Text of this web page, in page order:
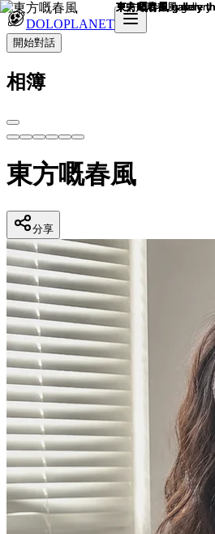
DOLOPLANET
開始對話
相簿
東方嘅春風
分享